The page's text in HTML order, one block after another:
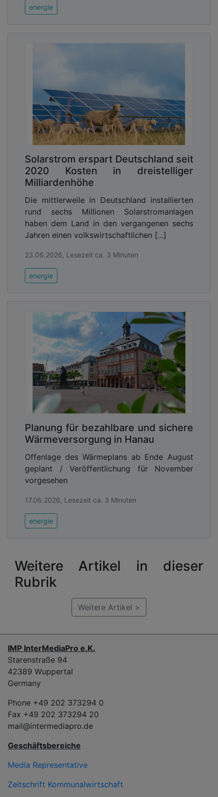
energie
Solarstrom erspart Deutschland seit
2020 Kosten in dreistelliger
Milliardenhöhe
Die mittlerweile in Deutschland installierten
rund sechs Millionen Solarstromanlagen
haben dem Land in den vergangenen sechs
Jahren einen volkswirtschaftlichen [...]
23.06.2026, Lesezeit ca. 3 Minuten
energie
Planung für bezahlbare und sichere
Wärmeversorgung in Hanau
Offenlage des Wärmeplans ab Ende August
geplant / Veröffentlichung für November
vorgesehen
17.06.2026, Lesezeit ca. 3 Minuten
energie
Weitere Artikel in dieser
Rubrik
Weitere Artikel >
IMP InterMediaPro e.K.
Starenstraße 94
42389 Wuppertal
Germany
Phone +49 202 373294 0
Fax +49 202 373294 20
mail@intermediapro.de
Geschäftsbereiche
Media Representative
Zeitschrift Kommunalwirtschaft